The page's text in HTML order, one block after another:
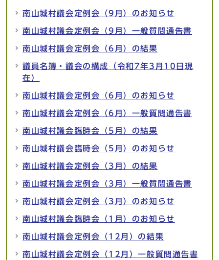
南山城村議会定例会（9月）のお知らせ
南山城村議会定例会（9月）一般質問通告書
南山城村議会定例会（6月）の結果
議員名簿・議会の構成（令和7年3月10日現
在）
南山城村議会定例会（6月）のお知らせ
南山城村議会定例会（6月）一般質問通告書
南山城村議会臨時会（5月）の結果
南山城村議会臨時会（5月）のお知らせ
南山城村議会定例会（3月）の結果
南山城村議会定例会（3月）一般質問通告書
南山城村議会定例会（3月）のお知らせ
南山城村議会臨時会（1月）のお知らせ
南山城村議会定例会（12月）の結果
南山城村議会定例会（12月）一般質問通告書